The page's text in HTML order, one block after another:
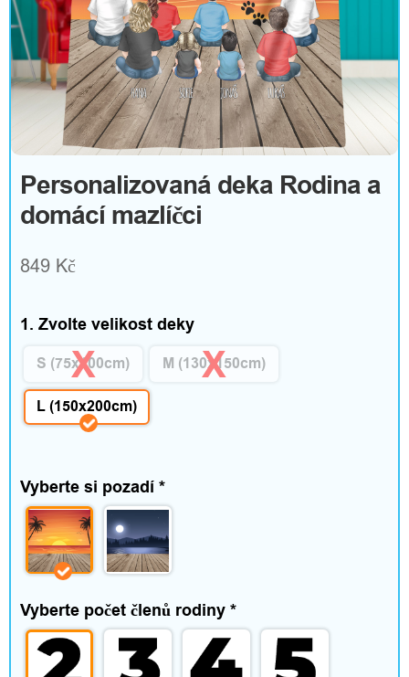
o
p
l
ň
k
y
o
m
á
c
n
o
s
t
a
v
Personalizovaná deka Rodina a
domácí mazlíčci
849 Kč
1. Zvolte velikost deky
S (75x100cm) M (130x150cm)
L (150x200cm)
Vyberte si pozadí *
Vyberte počet členů rodiny *